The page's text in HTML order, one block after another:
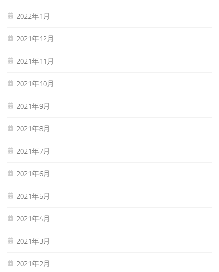
2022年1月
2021年12月
2021年11月
2021年10月
2021年9月
2021年8月
2021年7月
2021年6月
2021年5月
2021年4月
2021年3月
2021年2月